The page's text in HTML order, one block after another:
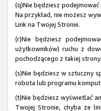
(q)Nie będziesz
Na przykład, nie możesz
Link na Twojej Stronie.
(r)Nie będziesz
użytkowników) ruchu z
pochodzącego z takiej strony.
(s)Nie będziesz w sztuczny
robota lub programu
(t)Nie będziesz wyświetlać
Twojej Stronie, chyba że